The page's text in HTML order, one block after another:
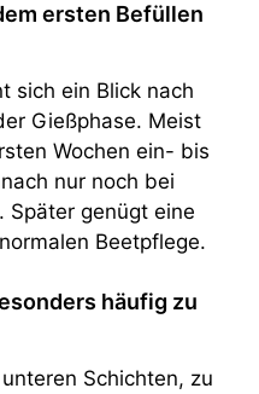
ersten Befüllen
sich ein Blick nach
Gießphase. Meist
Wochen ein- bis
nur noch bei
Später genügt eine
Beetpflege.
häufig zu
Schichten, zu